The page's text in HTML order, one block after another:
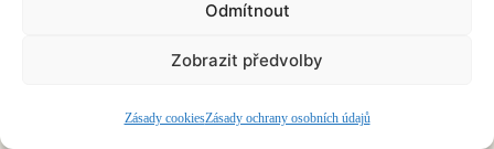
Odmítnout
Zobrazit předvolby
Zásady cookiesZásady ochrany osobních údajů